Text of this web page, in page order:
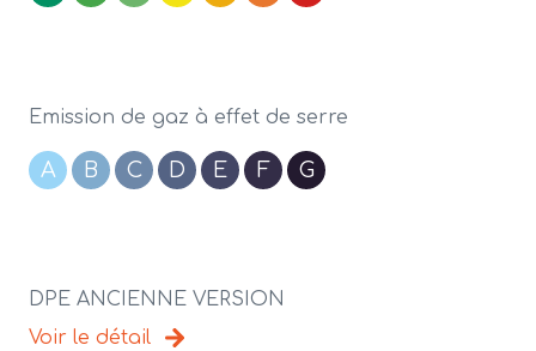
Emission de gaz à effet de serre
A B C D E F G
DPE ANCIENNE VERSION
Voir le détail